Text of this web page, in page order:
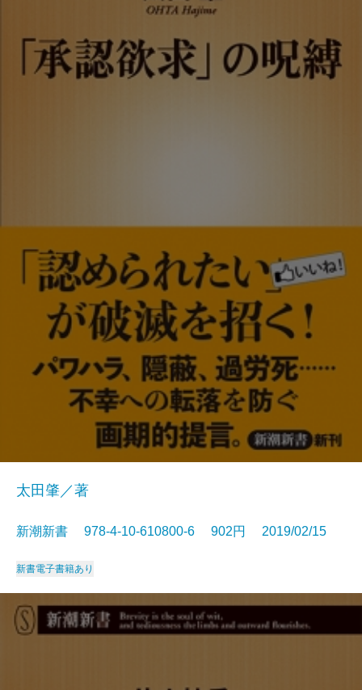
太田肇／著
新潮新書 978-4-10-610800-6 902円 2019/02/15
新書電子書籍あり